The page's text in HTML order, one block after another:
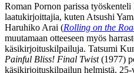
Roman Pornon parissa
laatukirjoittajia, kuten Atsushi
Haruhiko Arai (Rolling on the
muutamaan otteeseen myös
käsikirjoituskilpailuja. Tatsumi
Painful Bliss! Final Twist(1977)
käsikirjoituskilpailun helmistä.